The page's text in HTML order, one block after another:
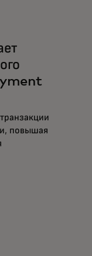
повышая